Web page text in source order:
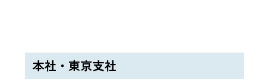
本社・東京支社